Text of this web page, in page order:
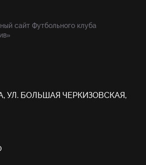
сайт Футбольного клуба
УЛ. БОЛЬШАЯ ЧЕРКИЗОВСКАЯ,